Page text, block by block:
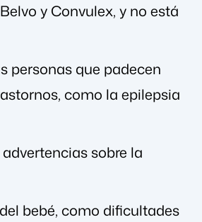
y Convulex, y no está
personas que padecen
como la epilepsia
sobre la
bebé, como dificultades